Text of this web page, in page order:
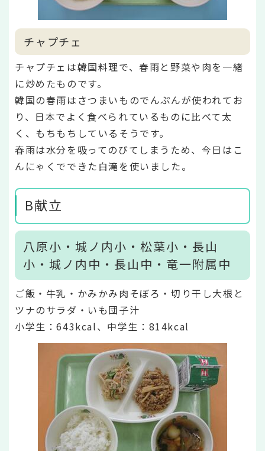
チャプチェ
チャプチェは韓国料理で、春雨と野菜や肉を一緒
に炒めたものです。
韓国の春雨はさつまいものでんぷんが使われてお
り、日本でよく食べられているものに比べて太
く、もちもちしているそうです。
春雨は水分を吸ってのびてしまうため、今日はこ
んにゃくでできた白滝を使いました。
B献立
八原小・城ノ内小・松葉小・長山
小・城ノ内中・長山中・竜一附属中
ご飯・牛乳・かみかみ肉そぼろ・切り干し大根と
ツナのサラダ・いも団子汁
小学生：643kcal、中学生：814kcal